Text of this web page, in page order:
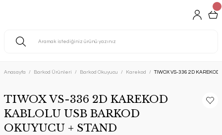
Anasayfa Barkod Ürünleri Barkod Okuyucu Karekod TIWOX VS-336 2D
TIWOX VS-336 2D KAREKOD
KABLOLU USB BARKOD
OKUYUCU + STAND